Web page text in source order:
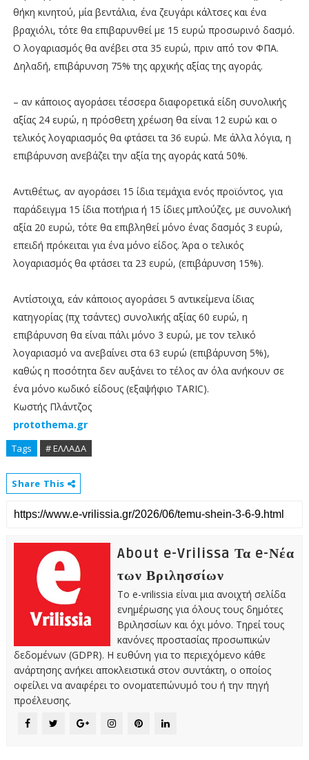
θήκη κινητού, μία βεντάλια, ένα ζευγάρι κάλτσες και ένα
βραχιόλι, τότε θα επιβαρυνθεί με 15 ευρώ προσωρινό δασμό.
Ο λογαριασμός θα ανέβει στα 35 ευρώ, πριν από τον ΦΠΑ.
Δηλαδή, επιβάρυνση 75% της αρχικής αξίας της αγοράς.
– αν κάποιος αγοράσει τέσσερα διαφορετικά είδη συνολικής
αξίας 24 ευρώ, η πρόσθετη χρέωση θα είναι 12 ευρώ και ο
τελικός λογαριασμός θα φτάσει τα 36 ευρώ. Με άλλα λόγια, η
επιβάρυνση ανεβάζει την αξία της αγοράς κατά 50%.
Αντιθέτως, αν αγοράσει 15 ίδια τεμάχια ενός προϊόντος, για
παράδειγμα 15 ίδια ποτήρια ή 15 ίδιες μπλούζες, με συνολική
αξία 20 ευρώ, τότε θα επιβληθεί μόνο ένας δασμός 3 ευρώ,
επειδή πρόκειται για ένα μόνο είδος. Άρα ο τελικός
λογαριασμός θα φτάσει τα 23 ευρώ, (επιβάρυνση 15%).
Αντίστοιχα, εάν κάποιος αγοράσει 5 αντικείμενα ίδιας
κατηγορίας (πχ τσάντες) συνολικής αξίας 60 ευρώ, η
επιβάρυνση θα είναι πάλι μόνο 3 ευρώ, με τον τελικό
λογαριασμό να ανεβαίνει στα 63 ευρώ (επιβάρυνση 5%),
καθώς η ποσότητα δεν αυξάνει το τέλος αν όλα ανήκουν σε
ένα μόνο κωδικό είδους (εξαψήφιο TARIC).
Κωστής Πλάντζος
protothema.gr
Tags # ΕΛΛΑΔΑ
Share This
About e-Vrilissa Τα e-Νέα
των Βριλησσίων
Το e-vrilissia είναι μια ανοιχτή σελίδα
ενημέρωσης για όλους τους δημότες
Βριλησσίων και όχι μόνο. Τηρεί τους
κανόνες προστασίας προσωπικών
δεδομένων (GDPR). Η ευθύνη για το περιεχόμενο κάθε
ανάρτησης ανήκει αποκλειστικά στον συντάκτη, ο οποίος
οφείλει να αναφέρει το ονοματεπώνυμό του ή την πηγή
προέλευσης.